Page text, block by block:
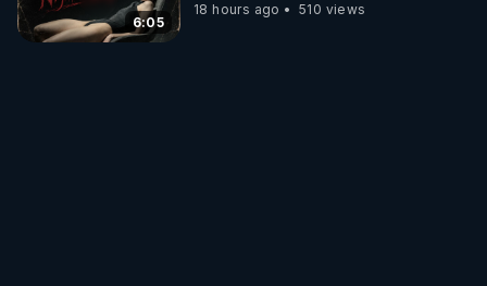
6:05
18 hours ago
510 views